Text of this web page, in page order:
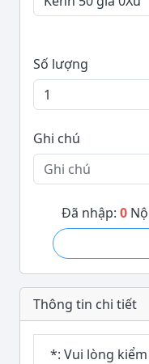
Số lượng
Ghi chú
Đã nhập: 0
Thông tin chi tiết
*: Vui lòng